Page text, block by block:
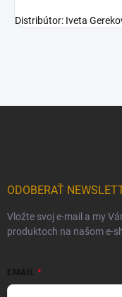
Distribútor: Iveta
ODOBERAŤ
Vložte svoj e-mail a my
produktoch na našom e-
EMAIL